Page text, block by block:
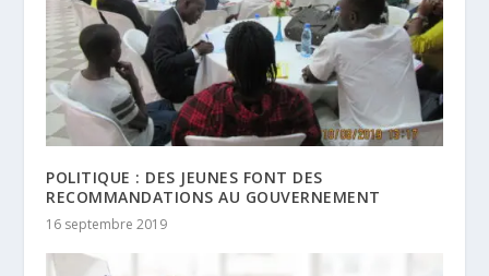
POLITIQUE : DES JEUNES FONT DES
RECOMMANDATIONS AU GOUVERNEMENT
16 septembre 2019